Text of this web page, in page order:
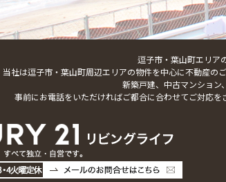
逗子市・葉山町エリア
当社は逗子市・葉山町周辺エリアの物件を中心に不動産の
新築戸建、中古マンション
事前にお電話をいただければご都合に合わせてご対応を